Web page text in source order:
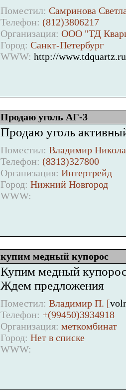
Поместил: Самринова
Телефон: (812)3806217
Организация: ООО "ТД
Город: Санкт-Петербург
WWW: http://www.tdquartz.ru
Продаю уголь АГ-3
Продаю уголь
Поместил: Владимир
Телефон: (8313)327800
Организация: Интертрейд
Город: Нижний Новгород
WWW:
купим медный купорос
Купим медный
Ждем предложения
Поместил: Владимир П. [
Телефон: +(99450)3934918
Организация: меткомбинат
Город: Нет в списке
WWW: